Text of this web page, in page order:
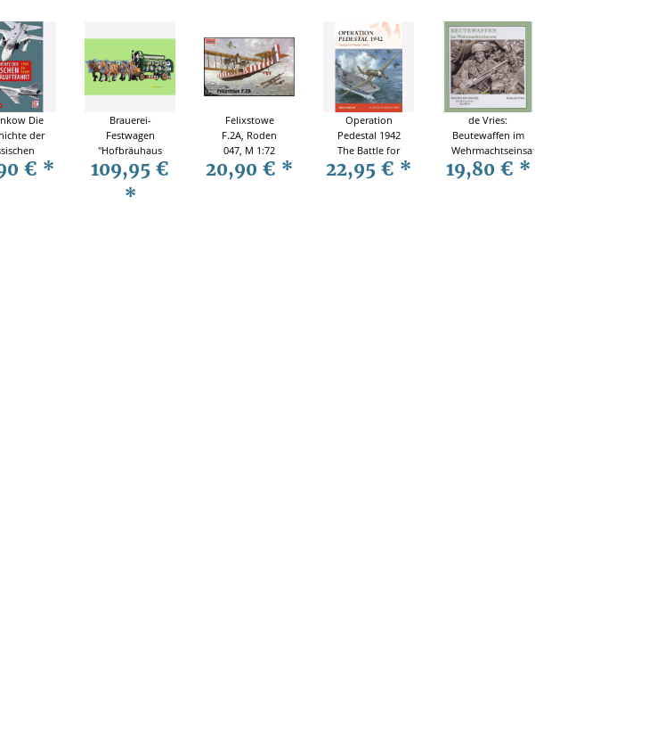
Die
der
bis heute
€ *
Brauerei-
Festwagen
"Hofbräuhaus
München" 1:24
Festkutsche
Distler 8730011
109,95 €
*
Felixstowe
F.2A, Roden
047, M 1:72
20,90 € *
Operation
Pedestal 1942
The Battle for
Malta’s Lifeline
Osprey
22,95 € *
de Vries:
Beutewaffen im
Wehrmachtseinsatz
/ Waffen im
Einsatz - Die
19,80 € *